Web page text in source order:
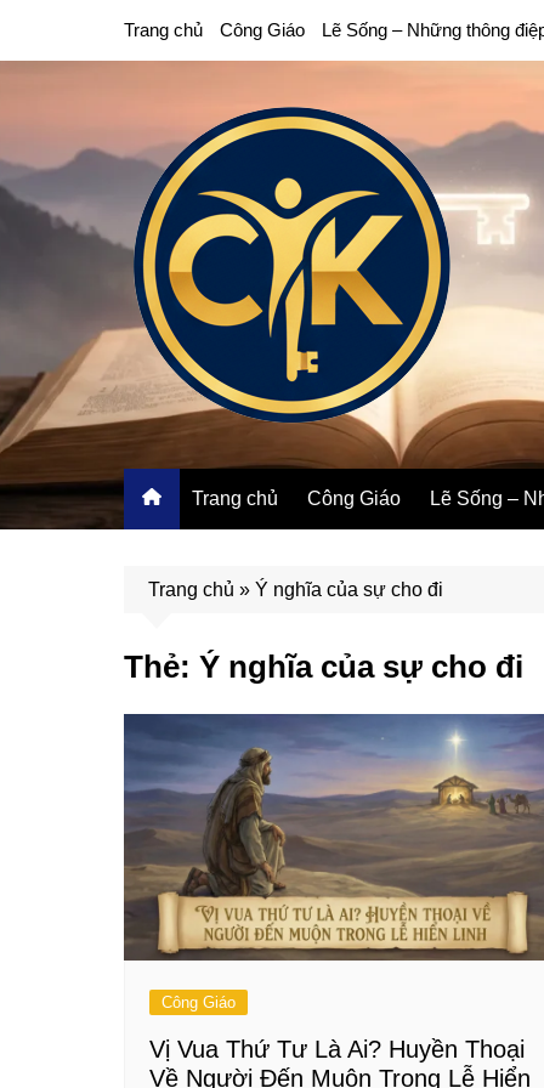
Trang chủ Công Giáo Lẽ Sống – Những thông
Trang chủ Công Giáo Lẽ Sống –
Trang chủ » Ý nghĩa của sự cho đi
Thẻ: Ý nghĩa của sự cho đi
Công Giáo
Vị Vua Thứ Tư Là Ai? Huyền Thoại
Về Người Đến Muộn Trong Lễ Hiển